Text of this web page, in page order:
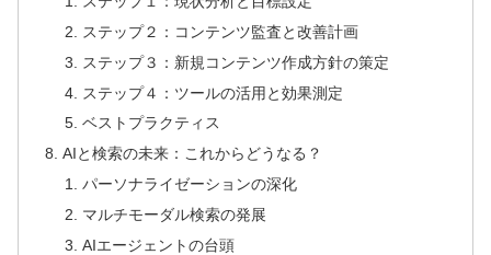
ステップ２：コンテンツ監査と改善計画
ステップ３：新規コンテンツ作成方針の策定
ステップ４：ツールの活用と効果測定
ベストプラクティス
AIと検索の未来：これからどうなる？
パーソナライゼーションの深化
マルチモーダル検索の発展
AIエージェントの台頭